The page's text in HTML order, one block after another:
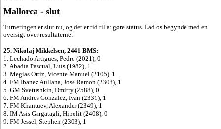
Mallorca - slut
Turneringen er slut nu, og det er tid til at gøre status. Lad os begynde med en
oversigt over resultaterne:
25. Nikolaj Mikkelsen, 2441 BMS:
1. Lechado Artigues, Pedro (2021), 0
2. Abadia Pascual, Luis (1982), 1
3. Megias Ortiz, Vicente Manuel (2105), 1
4. FM Ibanez Aullana, Jose Ramon (2308), 1
5. GM Svetushkin, Dmitry (2588), 0
6. FM Andres Gonzalez, Ivan (2331), 1
7. FM Khantuev, Alexander (2349), 1
8. IM Asis Gargatagli, Hipolit (2408), 0
9. FM Jessel, Stephen (2303), 1